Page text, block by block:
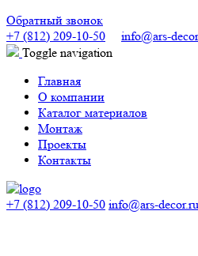
Обратный звонок
+7 (812) 209-10-50
info@ars-
Toggle navigation
Главная
О компании
Каталог материалов
Монтаж
Проекты
Контакты
+7 (812) 209-10-50 info@ars-decor.ru